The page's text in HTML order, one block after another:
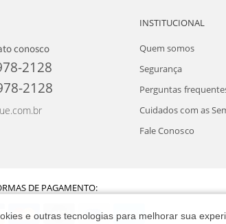
e outras tecnologias para melhorar sua
conosco
2128
2128
INSTITUCIONAL
Quem somos
Segurança
Perguntas
Cuidados com as
Fale Conosco
DE PAGAMENTO: